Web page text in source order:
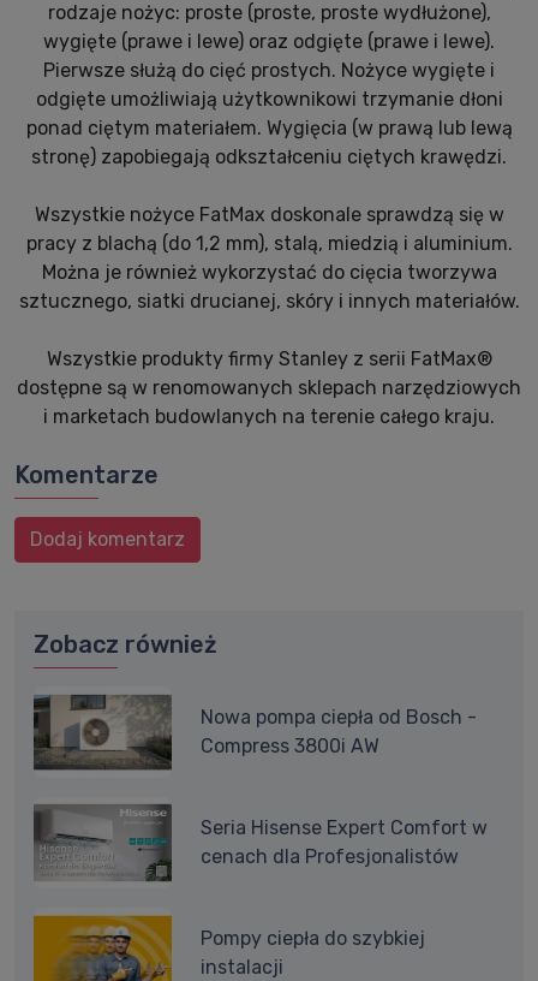
rodzaje nożyc: proste (proste, proste wydłużone),
wygięte (prawe i lewe) oraz odgięte (prawe i lewe).
Pierwsze służą do cięć prostych. Nożyce wygięte i
odgięte umożliwiają użytkownikowi trzymanie dłoni
ponad ciętym materiałem. Wygięcia (w prawą lub lewą
stronę) zapobiegają odkształceniu ciętych krawędzi.
Wszystkie nożyce FatMax doskonale sprawdzą się w
pracy z blachą (do 1,2 mm), stalą, miedzią i aluminium.
Można je również wykorzystać do cięcia tworzywa
sztucznego, siatki drucianej, skóry i innych materiałów.
Wszystkie produkty firmy Stanley z serii FatMax®
dostępne są w renomowanych sklepach narzędziowych
i marketach budowlanych na terenie całego kraju.
Komentarze
Dodaj komentarz
Zobacz również
Nowa pompa ciepła od Bosch -
Compress 3800i AW
Seria Hisense Expert Comfort w
cenach dla Profesjonalistów
Pompy ciepła do szybkiej
instalacji